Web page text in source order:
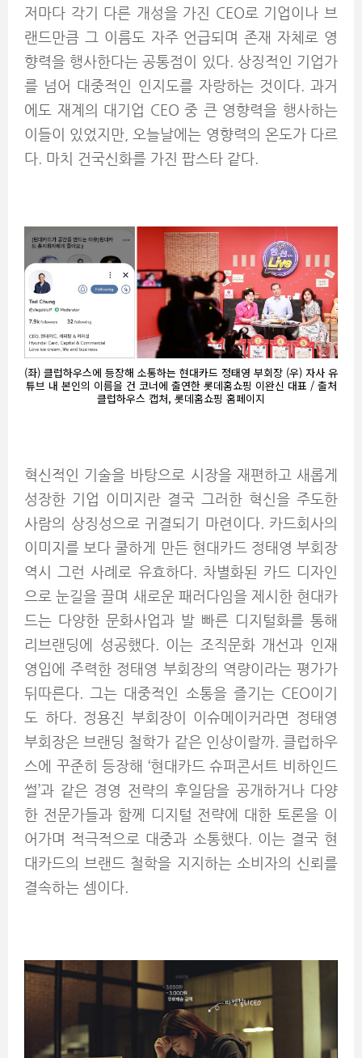
저마다 각기 다른 개성을 가진 CEO로 기업이나 브
랜드만큼 그 이름도 자주 언급되며 존재 자체로 영
향력을 행사한다는 공통점이 있다. 상징적인 기업가
를 넘어 대중적인 인지도를 자랑하는 것이다. 과거
에도 재계의 대기업 CEO 중 큰 영향력을 행사하는
이들이 있었지만, 오늘날에는 영향력의 온도가 다르
다. 마치 건국신화를 가진 팝스타 같다.
(좌) 클럽하우스에 등장해 소통하는 현대카드 정태영 부회장 (우) 자사 유
튜브 내 본인의 이름을 건 코너에 출연한 롯데홈쇼핑 이완신 대표 / 출처
클럽하우스 캡처, 롯데홈쇼핑 홈페이지
혁신적인 기술을 바탕으로 시장을 재편하고 새롭게
성장한 기업 이미지란 결국 그러한 혁신을 주도한
사람의 상징성으로 귀결되기 마련이다. 카드회사의
이미지를 보다 쿨하게 만든 현대카드 정태영 부회장
역시 그런 사례로 유효하다. 차별화된 카드 디자인
으로 눈길을 끌며 새로운 패러다임을 제시한 현대카
드는 다양한 문화사업과 발 빠른 디지털화를 통해
리브랜딩에 성공했다. 이는 조직문화 개선과 인재
영입에 주력한 정태영 부회장의 역량이라는 평가가
뒤따른다. 그는 대중적인 소통을 즐기는 CEO이기
도 하다. 정용진 부회장이 이슈메이커라면 정태영
부회장은 브랜딩 철학가 같은 인상이랄까. 클럽하우
스에 꾸준히 등장해 ‘현대카드 슈퍼콘서트 비하인드
썰’과 같은 경영 전략의 후일담을 공개하거나 다양
한 전문가들과 함께 디지털 전략에 대한 토론을 이
어가며 적극적으로 대중과 소통했다. 이는 결국 현
대카드의 브랜드 철학을 지지하는 소비자의 신뢰를
결속하는 셈이다.